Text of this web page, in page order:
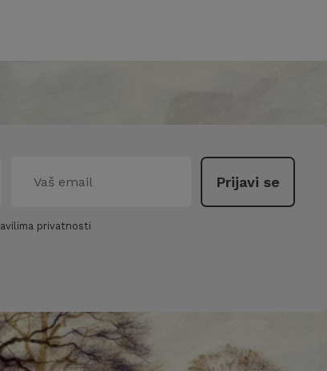
privatnosti